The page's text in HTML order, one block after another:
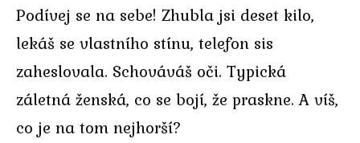
Podívej se na sebe! Zhubla jsi deset kilo,
lekáš se vlastního stínu, telefon sis
zaheslovala. Schováváš oči. Typická
záletná ženská, co se bojí, že praskne. A víš,
co je na tom nejhorší?